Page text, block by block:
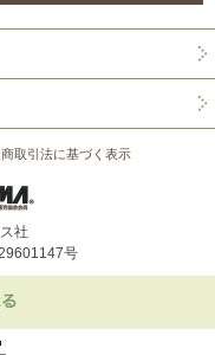
取引法に基づく表示
社
号